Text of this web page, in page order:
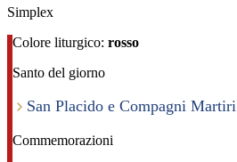
Simplex
Colore liturgico: rosso
Santo del giorno
San Placido e Compagni Martiri
Commemorazioni